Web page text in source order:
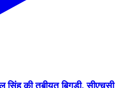
सिंह की तबीयत बिगड़ी, सीएचसी